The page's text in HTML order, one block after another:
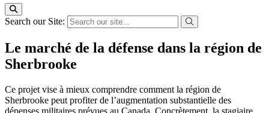
Search our Site:
Le marché de la défense dans la région de
Sherbrooke
Ce projet vise à mieux comprendre comment la région de
Sherbrooke peut profiter de l’augmentation substantielle des
dépenses militaires prévues au Canada. Concrètement, la stagiaire